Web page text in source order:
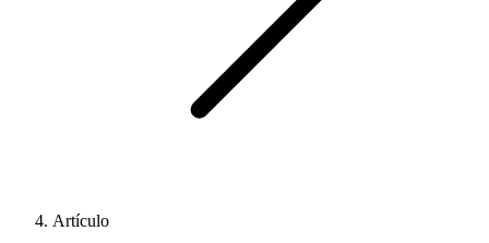
Artículo